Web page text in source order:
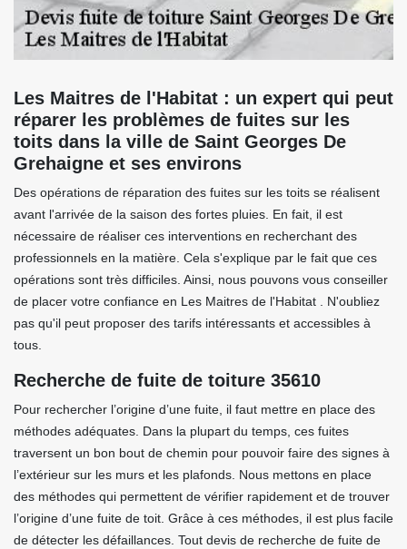
Les Maitres de l'Habitat : un expert qui peut
réparer les problèmes de fuites sur les
toits dans la ville de Saint Georges De
Grehaigne et ses environs
Des opérations de réparation des fuites sur les toits se réalisent
avant l'arrivée de la saison des fortes pluies. En fait, il est
nécessaire de réaliser ces interventions en recherchant des
professionnels en la matière. Cela s'explique par le fait que ces
opérations sont très difficiles. Ainsi, nous pouvons vous conseiller
de placer votre confiance en Les Maitres de l'Habitat . N'oubliez
pas qu'il peut proposer des tarifs intéressants et accessibles à
tous.
Recherche de fuite de toiture 35610
Pour rechercher l’origine d’une fuite, il faut mettre en place des
méthodes adéquates. Dans la plupart du temps, ces fuites
traversent un bon bout de chemin pour pouvoir faire des signes à
l’extérieur sur les murs et les plafonds. Nous mettons en place
des méthodes qui permettent de vérifier rapidement et de trouver
l’origine d’une fuite de toit. Grâce à ces méthodes, il est plus facile
de détecter les défaillances. Tout devis de recherche de fuite de